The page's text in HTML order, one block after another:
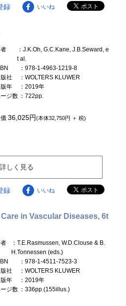
録 いいね
：J.K.Oh, G.C.Kane, J.B.Seward, e
t al.
：978-1-4963-1219-8
社
：WOLTERS KLUWER
年
：2019年
ジ数 ：722pp.
価36,025円(本体32,750円 ＋ 税)
詳しく見る
録 いいね
in Vascular Diseases, 6t
：T.E.Rasmussen, W.D.Clouse & B.
H.Tonnessen (eds.)
：978-1-4511-7523-3
社
：WOLTERS KLUWER
年
：2019年
ジ数 ：336pp.(155illus.)